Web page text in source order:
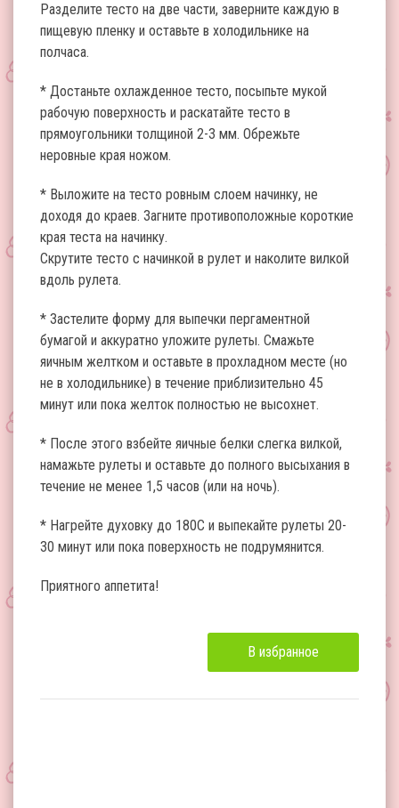
Разделите тесто на две части, заверните каждую в
пищевую пленку и оставьте в холодильнике на
полчаса.
* Достаньте охлажденное тесто, посыпьте мукой
рабочую поверхность и раскатайте тесто в
прямоугольники толщиной 2-3 мм. Обрежьте
неровные края ножом.
* Выложите на тесто ровным слоем начинку, не
доходя до краев. Загните противоположные короткие
края теста на начинку.
Скрутите тесто с начинкой в рулет и наколите вилкой
вдоль рулета.
* Застелите форму для выпечки пергаментной
бумагой и аккуратно уложите рулеты. Смажьте
яичным желтком и оставьте в прохладном месте (но
не в холодильнике) в течение приблизительно 45
минут или пока желток полностью не высохнет.
* После этого взбейте яичные белки слегка вилкой,
намажьте рулеты и оставьте до полного высыхания в
течение не менее 1,5 часов (или на ночь).
* Нагрейте духовку до 180С и выпекайте рулеты 20-
30 минут или пока поверхность не подрумянится.
Приятного аппетита!
В избранное